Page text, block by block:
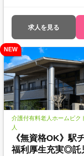
求人を見る
NEW
介護付有料老人ホームビク
人
《無資格OK》
福利厚生充実◎託